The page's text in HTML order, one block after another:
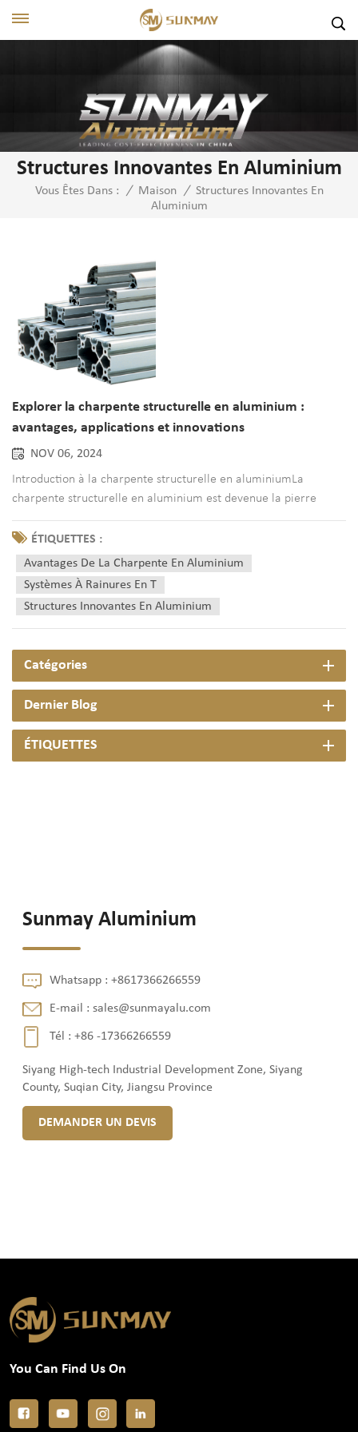
Structures Innovantes En Aluminium
Vous Êtes Dans : / Maison / Structures Innovantes En
Aluminium
Explorer la charpente structurelle en aluminium :
avantages, applications et innovations
NOV 06, 2024
Introduction à la charpente structurelle en aluminiumLa
charpente structurelle en aluminium est devenue la pierre
angulaire de la construction et de la fabrication modernes,
offrant un mélange de propriétés de légèreté, de résistance et
de polyvalence que les matériaux traditionnels comme l'acier
on...
ÉTIQUETTES :
Avantages De La Charpente En Aluminium
Systèmes À Rainures En T
Structures Innovantes En Aluminium
Catégories
Dernier Blog
ÉTIQUETTES
Sunmay Aluminium
Whatsapp :+8617366266559
E-mail :sales@sunmayalu.com
Tél :+86 -17366266559
Siyang High-tech Industrial Development Zone, Siyang
County, Suqian City, Jiangsu Province
DEMANDER UN DEVIS
You Can Find Us On